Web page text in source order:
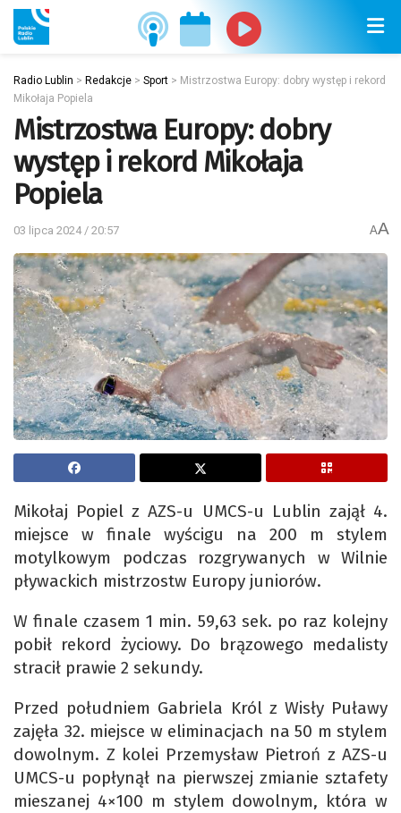
Radio Lublin > Redakcje > Sport > Mistrzostwa Europy: dobry występ i rekord
Mikołaja Popiela
Mistrzostwa Europy: dobry
występ i rekord Mikołaja
Popiela
03 lipca 2024 / 20:57 AA
Mikołaj Popiel z AZS-u UMCS-u Lublin zajął 4.
miejsce w finale wyścigu na 200 m stylem
motylkowym podczas rozgrywanych w Wilnie
pływackich mistrzostw Europy juniorów.
W finale czasem 1 min. 59,63 sek. po raz kolejny
pobił rekord życiowy. Do brązowego medalisty
stracił prawie 2 sekundy.
Przed południem Gabriela Król z Wisły Puławy
zajęła 32. miejsce w eliminacjach na 50 m stylem
dowolnym. Z kolei Przemysław Pietroń z AZS-u
UMCS-u popłynął na pierwszej zmianie sztafety
mieszanej 4×100 m stylem dowolnym, która w